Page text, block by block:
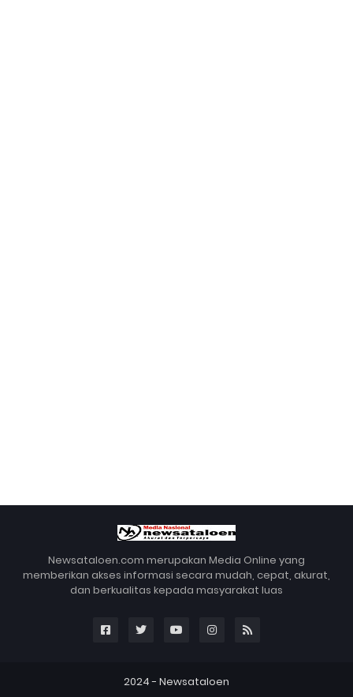
Newsataloen.com merupakan Media Online yang
memberikan akses informasi secara mudah, cepat, akurat,
dan berkualitas kepada masyarakat luas
2024 - Newsataloen